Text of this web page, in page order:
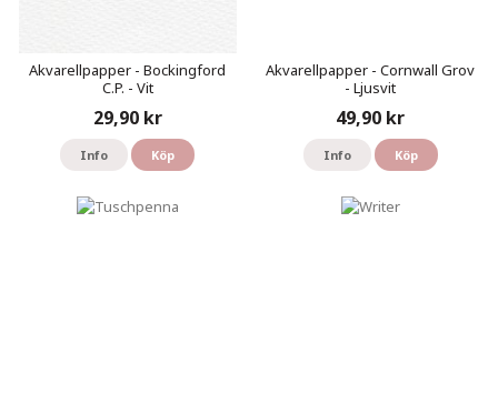
Akvarellpapper - Bockingford
C.P. - Vit
29,90 kr
Info Köp
Akvarellpapper - Cornwall Grov
- Ljusvit
49,90 kr
Info Köp